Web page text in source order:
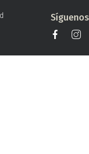
Síguenos